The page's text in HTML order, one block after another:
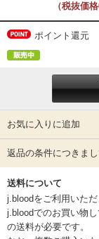
（税抜価
ポイント還元
お気に入りに追加
返品の条件につきま
送料について
j.bloodをご利用いた
j.bloodでのお買い物
の送料が必要です。